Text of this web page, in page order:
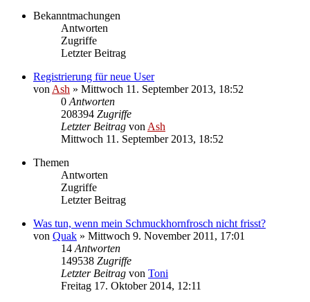
Bekanntmachungen
Antworten
Zugriffe
Letzter Beitrag
Registrierung für neue User
von Ash » Mittwoch 11. September 2013, 18:52
0 Antworten
208394 Zugriffe
Letzter Beitrag von Ash
Mittwoch 11. September 2013, 18:52
Themen
Antworten
Zugriffe
Letzter Beitrag
Was tun, wenn mein Schmuckhornfrosch nicht frisst?
von Quak » Mittwoch 9. November 2011, 17:01
14 Antworten
149538 Zugriffe
Letzter Beitrag von Toni
Freitag 17. Oktober 2014, 12:11